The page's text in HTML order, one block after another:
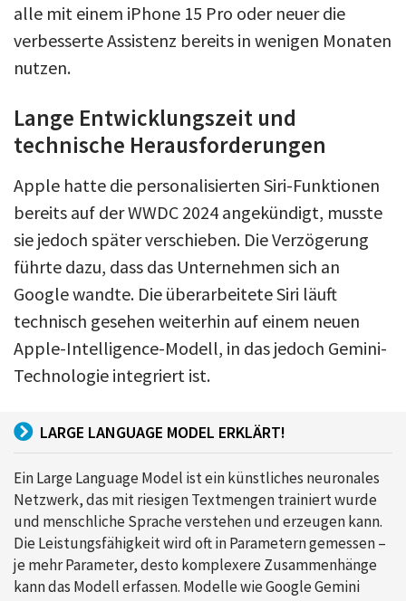
alle mit einem iPhone 15 Pro oder neuer die
verbesserte Assistenz bereits in wenigen Monaten
nutzen.
Lange Entwicklungszeit und
technische Herausforderungen
Apple hatte die personalisierten Siri-Funktionen
bereits auf der WWDC 2024 angekündigt, musste
sie jedoch später verschieben. Die Verzögerung
führte dazu, dass das Unternehmen sich an
Google wandte. Die überarbeitete Siri läuft
technisch gesehen weiterhin auf einem neuen
Apple-Intelligence-Modell, in das jedoch Gemini-
Technologie integriert ist.
LARGE LANGUAGE MODEL ERKLÄRT!
Ein Large Language Model ist ein künstliches neuronales
Netzwerk, das mit riesigen Textmengen trainiert wurde
und menschliche Sprache verstehen und erzeugen kann.
Die Leistungsfähigkeit wird oft in Parametern gemessen –
je mehr Parameter, desto komplexere Zusammenhänge
kann das Modell erfassen. Modelle wie Google Gemini